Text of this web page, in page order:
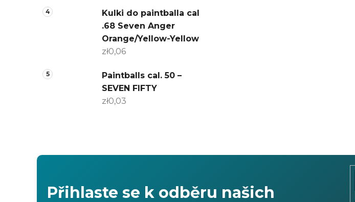
Kulki do paintballa cal
.68 Seven Anger
Orange/Yellow-Yellow
zł0,06
Paintballs cal. 50 –
SEVEN FIFTY
zł0,03
Přihlaste se k odběru našich